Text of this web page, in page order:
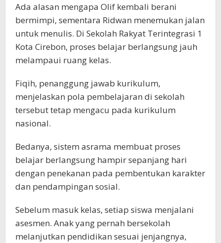
Ada alasan mengapa Olif kembali berani
bermimpi, sementara Ridwan menemukan jalan
untuk menulis. Di Sekolah Rakyat Terintegrasi 1
Kota Cirebon, proses belajar berlangsung jauh
melampaui ruang kelas.
Fiqih, penanggung jawab kurikulum,
menjelaskan pola pembelajaran di sekolah
tersebut tetap mengacu pada kurikulum
nasional.
Bedanya, sistem asrama membuat proses
belajar berlangsung hampir sepanjang hari
dengan penekanan pada pembentukan karakter
dan pendampingan sosial.
Sebelum masuk kelas, setiap siswa menjalani
asesmen. Anak yang pernah bersekolah
melanjutkan pendidikan sesuai jenjangnya,